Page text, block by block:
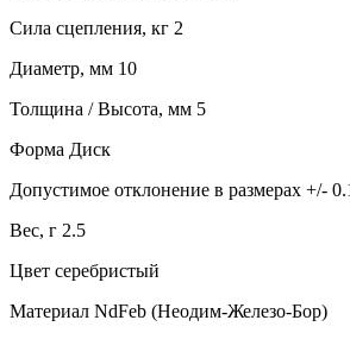
Сила сцепления, кг 2
Диаметр, мм 10
Толщина / Высота, мм 5
Форма Диск
Допустимое отклонение в размерах +/-
Вес, г 2.5
Цвет серебристый
Материал NdFeb (Неодим-Железо-Бор)